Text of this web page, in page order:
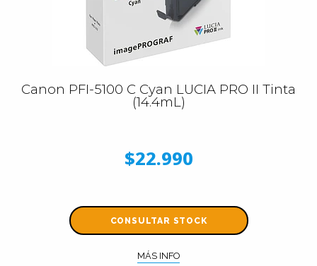
Canon PFI-5100 C Cyan LUCIA PRO II Tinta
(14.4mL)
$22.990
CONSULTAR STOCK
MÁS INFO